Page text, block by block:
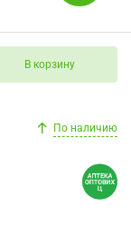
В корзину
По наличию